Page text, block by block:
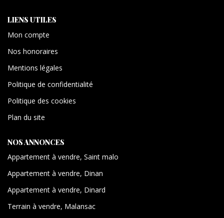
LIENS UTILES
Mon compte
Nos honoraires
Mentions légales
Politique de confidentialité
Politique des cookies
Plan du site
NOS ANNONCES
Appartement à vendre, Saint malo
Appartement à vendre, Dinan
Appartement à vendre, Dinard
Terrain à vendre, Malansac